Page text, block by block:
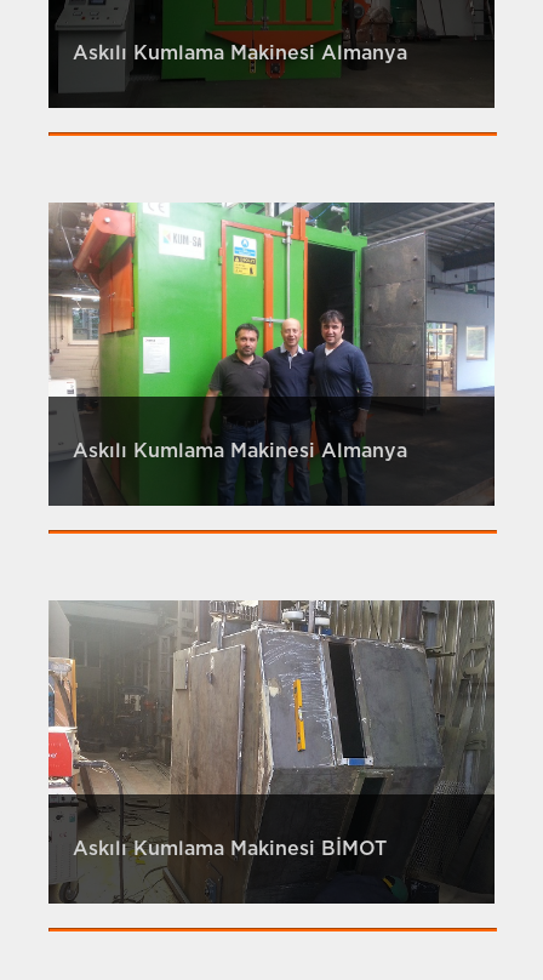
Askılı Kumlama Makinesi Almanya
Askılı Kumlama Makinesi Almanya
Askılı Kumlama Makinesi BİMOT